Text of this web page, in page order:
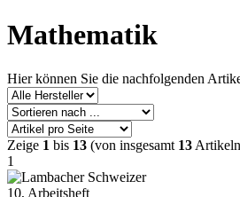
Mathematik
Hier können Sie die nachfolgenden
Zeige 1 bis 13 (von insgesamt 13
1